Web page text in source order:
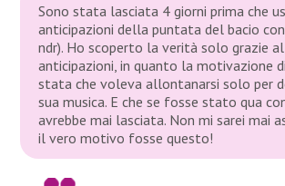
Sono stata lasciata 4 giorni prima che
anticipazioni della puntata del bacio con
ndr). Ho scoperto la verità solo grazie
anticipazioni, in quanto la motivazione
stata che voleva allontanarsi solo per
sua musica. E che se fosse stato qua
avrebbe mai lasciata. Non mi sarei mai
il vero motivo fosse questo!